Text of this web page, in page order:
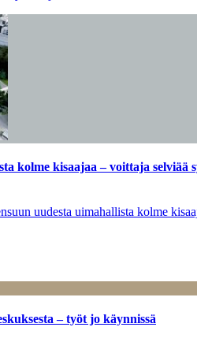
kolme kisaajaa – voittaja selviää
uudesta uimahallista kolme
– työt jo käynnissä